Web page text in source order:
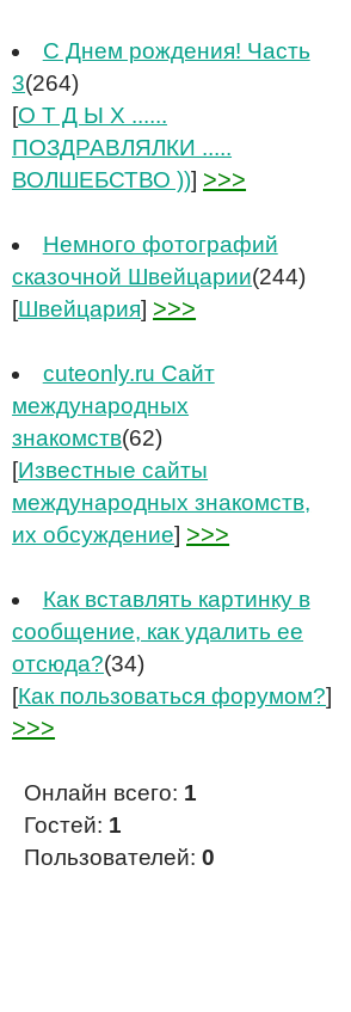
С Днем рождения! Часть
3(264)
[О Т Д Ы Х ......
ПОЗДРАВЛЯЛКИ .....
ВОЛШЕБСТВО ))] >>>
Немного фотографий
сказочной Швейцарии(244)
[Швейцария] >>>
cuteonly.ru Сайт
международных
знакомств(62)
[Известные сайты
международных знакомств,
их обсуждение] >>>
Как вставлять картинку в
сообщение, как удалить ее
отсюда?(34)
[Как пользоваться форумом?]
>>>
Онлайн всего: 1
Гостей: 1
Пользователей:0